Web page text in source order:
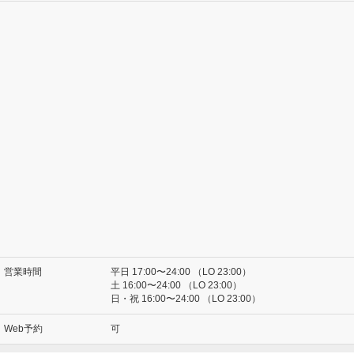
営業時間
平日 17:00〜24:00 （LO 23:00）
土 16:00〜24:00 （LO 23:00）
日・祝 16:00〜24:00 （LO 23:00）
Web予約 可